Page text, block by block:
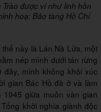
được ví như linh hồn
hoạ: Bảo tàng Hồ Chí
này là Lán Nà Lừa, một
nép mình dưới tán rừng
mình không khỏi xúc
gian Bác Hồ đã ở và làm
giữa muôn vàn gian
khởi nghĩa giành độc